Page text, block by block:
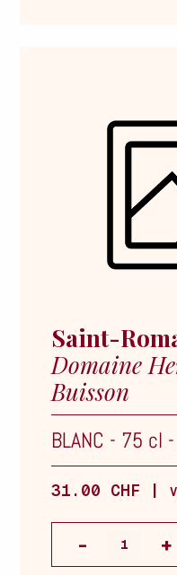
Saint-
Domaine
Buisson
BLANC - 75 cl -
31.00 CHF |